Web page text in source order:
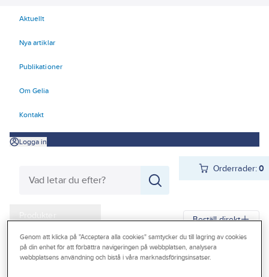
Aktuellt
Nya artiklar
Publikationer
Om Gelia
Kontakt
Logga in
Orderrader:0
Produkter
Kampanjer
Outlet
Beställ direkt
Gelia Produkter Gelia Butiksmaterial Butiksinredning
Genom att klicka på "Acceptera alla cookies" samtycker du till lagring av cookies
på din enhet för att förbättra navigeringen på webbplatsen, analysera
webbplatsens användning och bistå i våra marknadsföringsinsatser.